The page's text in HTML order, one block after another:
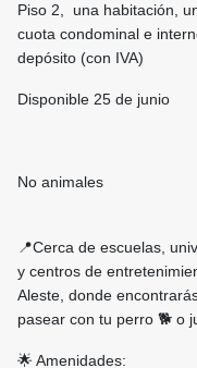
Piso 2, una habitación,
cuota condominal e
depósito (con IVA)
Disponible 25 de junio
No animales
📍Cerca de escuelas,
y centros de
Aleste, donde
pasear con tu perro 🐕 o
🌟 Amenidades: